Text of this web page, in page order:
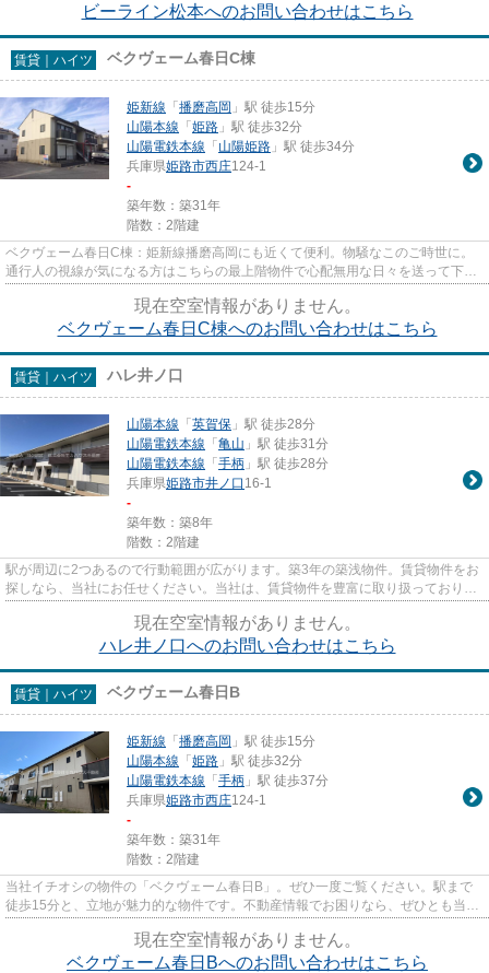
ビーライン松本へのお問い合わせはこちら
賃貸｜ハイツ ベクヴェーム春日C棟
姫新線 「播磨高岡 」駅 徒歩15分
山陽本線 「姫路 」駅 徒歩32分
山陽電鉄本線 「山陽姫路 」駅 徒歩34分
兵庫県姫路市西庄124-1
-
築年数：築31年
階数：2階建
ベクヴェーム春日C棟：姫新線播磨高岡にも近くて便利。物騒なこのご時世に。
通行人の視線が気になる方はこちらの最上階物件で心配無用な日々を送って下さ
い。駅まで徒歩15分とお出かけ...
現在空室情報がありません。
ベクヴェーム春日C棟へのお問い合わせはこちら
賃貸｜ハイツ ハレ井ノ口
山陽本線 「英賀保 」駅 徒歩28分
山陽電鉄本線 「亀山 」駅 徒歩31分
山陽電鉄本線 「手柄 」駅 徒歩28分
兵庫県姫路市井ノ口 16-1
-
築年数：築8年
階数：2階建
駅が周辺に2つあるので行動範囲が広がります。築3年の築浅物件。賃貸物件をお
探しなら、当社にお任せください。当社は、賃貸物件を豊富に取り扱っておりま
す。お客様のご希望に適した...
現在空室情報がありません。
ハレ井ノ口へのお問い合わせはこちら
賃貸｜ハイツ ベクヴェーム春日B
姫新線 「播磨高岡 」駅 徒歩15分
山陽本線 「姫路 」駅 徒歩32分
山陽電鉄本線 「手柄 」駅 徒歩37分
兵庫県姫路市西庄124-1
-
築年数：築31年
階数：2階建
当社イチオシの物件の「ベクヴェーム春日B」。ぜひ一度ご覧ください。駅まで
徒歩15分と、立地が魅力的な物件です。不動産情報でお困りなら、ぜひとも当社
にお問い合わせください。数多...
現在空室情報がありません。
ベクヴェーム春日Bへのお問い合わせはこちら